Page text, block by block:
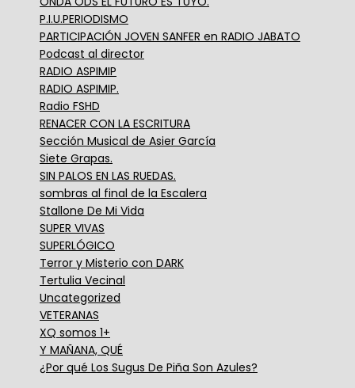
P.I.U.PERIODISMO
PARTICIPACIÓN JOVEN SANFER en RADIO JABATO
Podcast al director
RADIO ASPIMIP
RADIO ASPIMIP.
Radio FSHD
RENACER CON LA ESCRITURA
Sección Musical de Asier García
Siete Grapas.
SIN PALOS EN LAS RUEDAS.
sombras al final de la Escalera
Stallone De Mi Vida
SUPER VIVAS
SUPERLÓGICO
Terror y Misterio con DARK
Tertulia Vecinal
Uncategorized
VETERANAS
XQ somos 1+
Y MAÑANA, QUÉ
¿Por qué Los Sugus De Piña Son Azules?